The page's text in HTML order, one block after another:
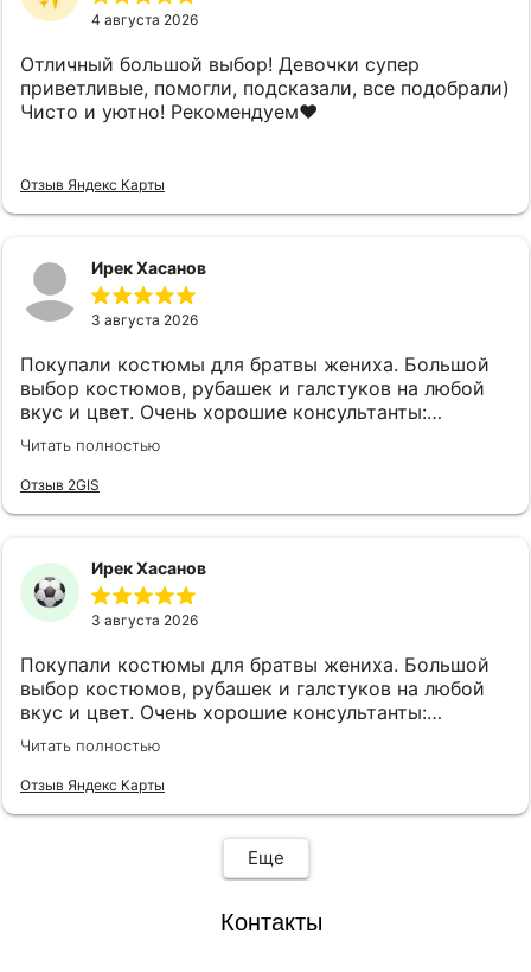
4 августа 2026
Отличный большой выбор! Девочки супер
приветливые, помогли, подсказали, все подобрали)
Чисто и уютно! Рекомендуем❤️
Отзыв Яндекс Карты
Ирек Хасанов
3 августа 2026
Покупали костюмы для братвы жениха. Большой
выбор костюмов, рубашек и галстуков на любой
вкус и цвет. Очень хорошие консультанты:
клиентоориентированы, эмпатичны, симпатичны, с
хорошим вкусом. Огромная благодарность
консультантам Анне и Ляле! Также наливают чай,
Читать полностью
Отзыв 2GIS
Ирек Хасанов
3 августа 2026
Покупали костюмы для братвы жениха. Большой
выбор костюмов, рубашек и галстуков на любой
вкус и цвет. Очень хорошие консультанты:
клиентоориентированы, эмпатичны, симпатичны, с
хорошим вкусом. Огромная благодарность
консультантам Анне и Ляле! Также наливают чай,
Читать полностью
Отзыв Яндекс Карты
Еще
Контакты